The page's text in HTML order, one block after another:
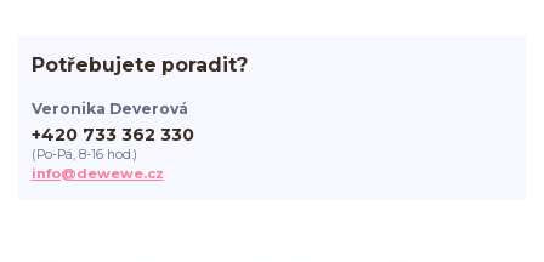
Potřebujete poradit?
Veronika Deverová
+420 733 362 330
(Po-Pá, 8-16 hod.)
info@dewewe.cz